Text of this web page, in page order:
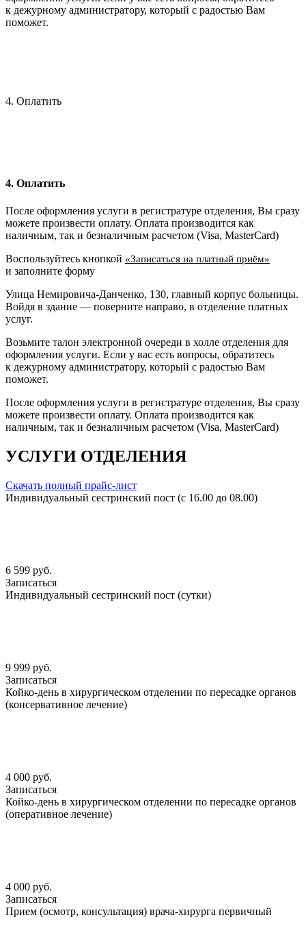
к дежурному администратору, который с радостью Вам
поможет.
4. Оплатить
4. Оплатить
После оформления услуги в регистратуре отделения, Вы сразу
можете произвести оплату. Оплата производится как
наличным, так и безналичным расчетом (Visa, MasterCard)
Воспользуйтесь кнопкой «Записаться на платный приём»
и заполните форму
Улица Немировича-Данченко, 130, главный корпус больницы.
Войдя в здание — поверните направо, в отделение платных
услуг.
Возьмите талон электронной очереди в холле отделения для
оформления услуги. Если у вас есть вопросы, обратитесь
к дежурному администратору, который с радостью Вам
поможет.
После оформления услуги в регистратуре отделения, Вы сразу
можете произвести оплату. Оплата производится как
наличным, так и безналичным расчетом (Visa, MasterCard)
УСЛУГИ ОТДЕЛЕНИЯ
Скачать полный прайс-лист
Индивидуальный сестринский пост (с 16.00 до 08.00)
6 599 руб.
Записаться
Индивидуальный сестринский пост (сутки)
9 999 руб.
Записаться
Койко-день в хирургическом отделении по пересадке органов
(консервативное лечение)
4 000 руб.
Записаться
Койко-день в хирургическом отделении по пересадке органов
(оперативное лечение)
4 000 руб.
Записаться
Прием (осмотр, консультация) врача-хирурга первичный